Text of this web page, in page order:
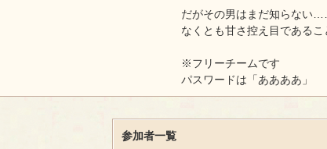
だがその男はまだ知らない
なくとも甘さ控え目である
※フリーチームです
パスワードは「ああああ」
参加者一覧